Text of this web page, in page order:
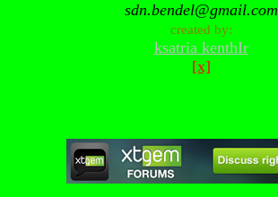
sdn.bendel@gmail.com
created by:
ksatria kenthIr
[x]